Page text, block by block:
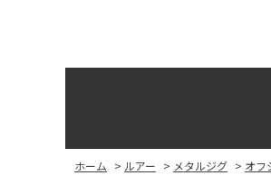
ホーム > ルアー > メタルジグ > オフ